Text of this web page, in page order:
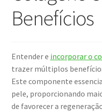
Benefícios
Entender e incorporar o
trazer múltiplos
Este componente
pele, proporcionando
de favorecer a